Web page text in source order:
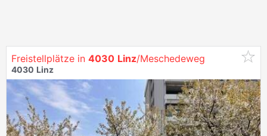
Freistellplätze in 4030 Linz/Meschedeweg
4030 Linz